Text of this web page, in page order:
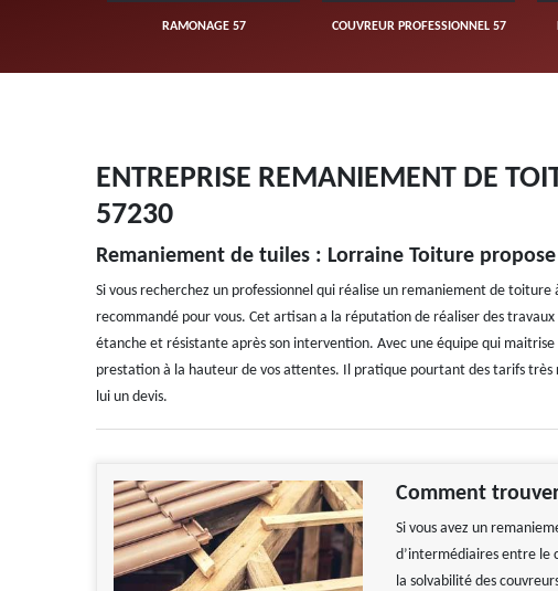
RAMONAGE 57 COUVREUR PROFESSIONNEL 57
ENTREPRISE REMANIEMENT DE
57230
Remaniement de tuiles : Lorraine Toiture
Si vous recherchez un professionnel qui réalise un remaniement de
recommandé pour vous. Cet artisan a la réputation de réaliser des
étanche et résistante après son intervention. Avec une équipe qui
prestation à la hauteur de vos attentes. Il pratique pourtant des tarifs
lui un devis.
Comment
Si vous avez un
d’intermédiaires entre le
la solvabilité des